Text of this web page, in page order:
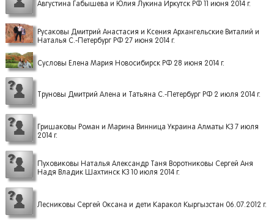
Августина Габышева и Юлия Лукина Иркутск РФ 11 июня 2014 г.
Русаковы Дмитрий Анастасия и Ксения Архангельские Виталий и
Наталья С.-Петербург РФ 27 июня 2014 г.
Сусловы Елена Мария Новосибирск РФ 28 июня 2014 г.
Труновы Дмитрий Алена и Татьяна С.-Петербург РФ 2 июля 2014 г.
Гришаковы Роман и Марина Винница Украина Алматы КЗ 7 июля
2014 г.
Пуховиковы Наталья Александр Таня Воротниковы Сергей Аня
Надя Владик Шахтинск КЗ 10 июля 2014 г.
Лесниковы Сергей Оксана и дети Каракол Кыргызстан 06.07.2012 г.